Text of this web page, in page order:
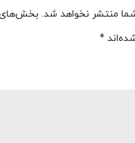
فراهم می‌آورد.این
برای یادگیری و کاربرد
منتشر نخواهد شد. بخش‌های
*